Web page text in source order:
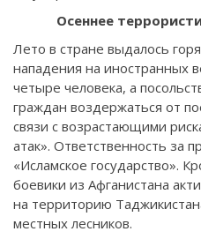
Осеннее
Лето в стране выдалось
нападения на иностранных
четыре человека, а
граждан воздержаться от
связи с возрастающими
атак». Ответственность за
«Исламское государство».
боевики из Афганистана
на территорию
местных лесников.